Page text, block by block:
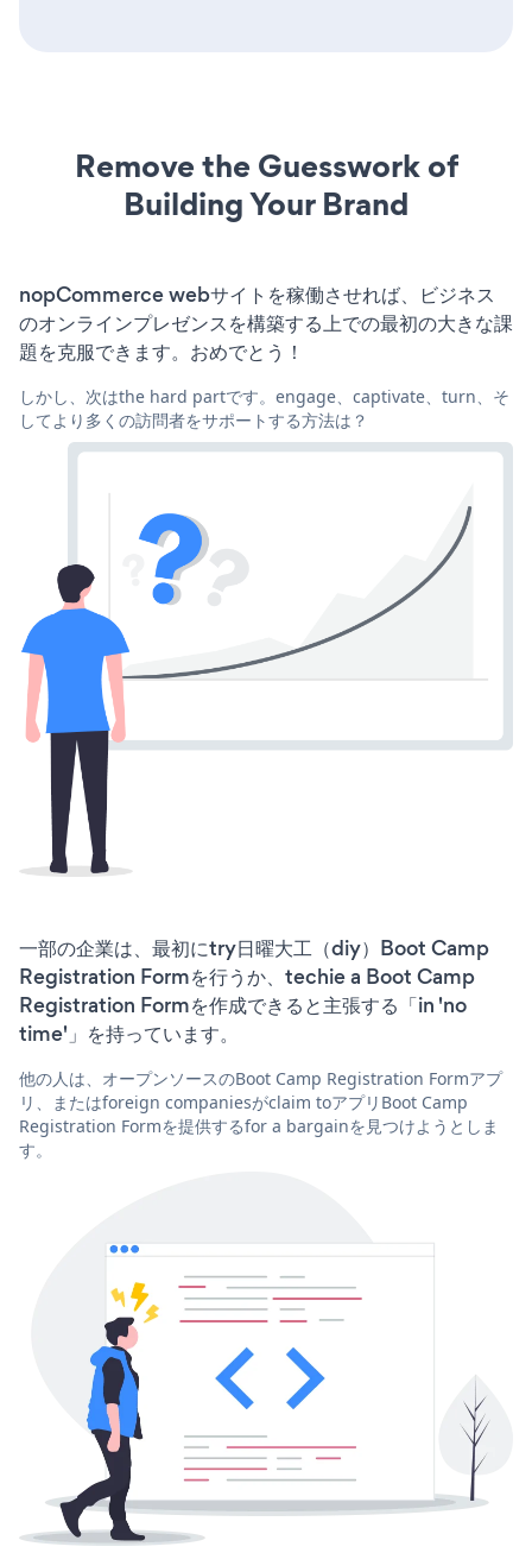
Remove the Guesswork of
Building Your Brand
nopCommerce webサイトを稼働させれば、ビジネス
のオンラインプレゼンスを構築する上での最初の大きな課
題を克服できます。おめでとう！
しかし、次はthe hard partです。engage、captivate、turn、そ
してより多くの訪問者をサポートする方法は？
一部の企業は、最初にtry日曜大工（diy）Boot Camp
Registration Formを行うか、techie a Boot Camp
Registration Formを作成できると主張する「in 'no
time'」を持っています。
他の人は、オープンソースのBoot Camp Registration Formアプ
リ、またはforeign companiesがclaim toアプリBoot Camp
Registration Formを提供するfor a bargainを見つけようとしま
す。